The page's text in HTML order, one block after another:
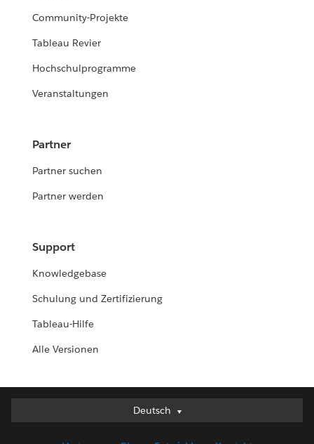
Community-Projekte
Tableau Revier
Hochschulprogramme
Veranstaltungen
Partner
Partner suchen
Partner werden
Support
Knowledgebase
Schulung und Zertifizierung
Tableau-Hilfe
Alle Versionen
Deutsch
Deutsch